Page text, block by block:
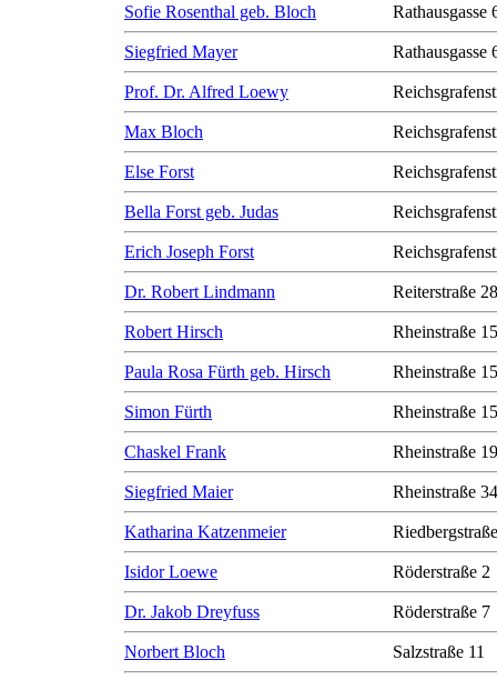
Sofie Rosenthal geb. Bloch Rathausgasse
Siegfried Mayer Rathausgasse
Prof. Dr. Alfred Loewy
Max Bloch
Else Forst
Bella Forst geb. Judas
Erich Joseph Forst
Dr. Robert Lindmann Reiterstraße 28
Robert Hirsch Rheinstraße 15
Paula Rosa Fürth geb. Hirsch Rheinstraße 15
Simon Fürth Rheinstraße 15
Chaskel Frank Rheinstraße 19
Siegfried Maier Rheinstraße 34
Katharina Katzenmeier
Isidor Loewe Röderstraße 2
Dr. Jakob Dreyfuss Röderstraße 7
Norbert Bloch Salzstraße 11